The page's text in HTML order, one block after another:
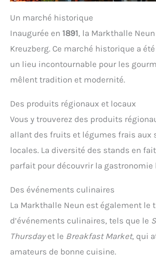
Un marché historique
Inaugurée en 1891, la Markthalle
Kreuzberg. Ce marché historique a
un lieu incontournable pour les
mêlent tradition et modernité.
Des produits régionaux et locaux
Vous y trouverez des produits
allant des fruits et légumes frais aux
locales. La diversité des stands en
parfait pour découvrir la gastronomie
Des événements culinaires
La Markthalle Neun est également le
d’événements culinaires, tels que le
Thursdayet le Breakfast Market, qui
amateurs de bonne cuisine.